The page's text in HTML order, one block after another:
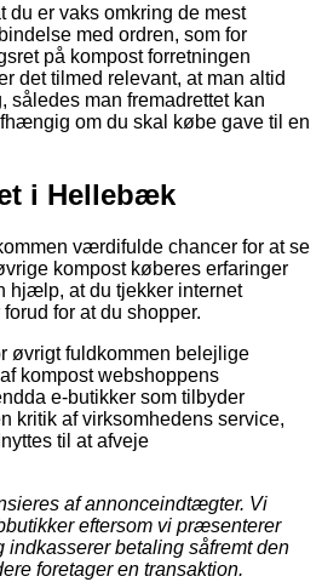
du er vaks omkring de mest
med ordren, som for
på kompost forretningen
det tilmed relevant, at man altid
således man fremadrettet kan
om du skal købe gave til en
i Hellebæk
værdifulde chancer for at se
kompost køberes erfaringer
hjælp, at du tjekker internet
for at du shopper.
øvrigt fuldkommen belejlige
kompost webshoppens
e-butikker som tilbyder
kritik af virksomhedens service,
til at afveje
af annonceindtægter. Vi
eftersom vi præsenterer
indkasserer betaling såfremt den
foretager en transaktion.